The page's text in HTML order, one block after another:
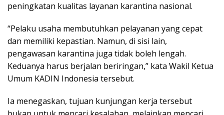
peningkatan kualitas layanan karantina nasional.
“Pelaku usaha membutuhkan pelayanan yang cepat
dan memiliki kepastian. Namun, di sisi lain,
pengawasan karantina juga tidak boleh lengah.
Keduanya harus berjalan beriringan,” kata Wakil Ketua
Umum KADIN Indonesia tersebut.
Ia menegaskan, tujuan kunjungan kerja tersebut